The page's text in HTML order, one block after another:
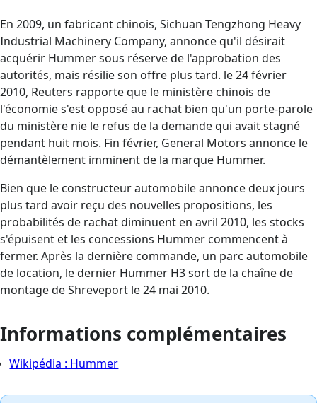
En 2009, un fabricant chinois, Sichuan Tengzhong Heavy
Industrial Machinery Company, annonce qu'il désirait
acquérir Hummer sous réserve de l'approbation des
autorités, mais résilie son offre plus tard. le 24 février
2010, Reuters rapporte que le ministère chinois de
l'économie s'est opposé au rachat bien qu'un porte-parole
du ministère nie le refus de la demande qui avait stagné
pendant huit mois. Fin février, General Motors annonce le
démantèlement imminent de la marque Hummer.
Bien que le constructeur automobile annonce deux jours
plus tard avoir reçu des nouvelles propositions, les
probabilités de rachat diminuent en avril 2010, les stocks
s'épuisent et les concessions Hummer commencent à
fermer. Après la dernière commande, un parc automobile
de location, le dernier Hummer H3 sort de la chaîne de
montage de Shreveport le 24 mai 2010.
Informations complémentaires
Wikipédia : Hummer